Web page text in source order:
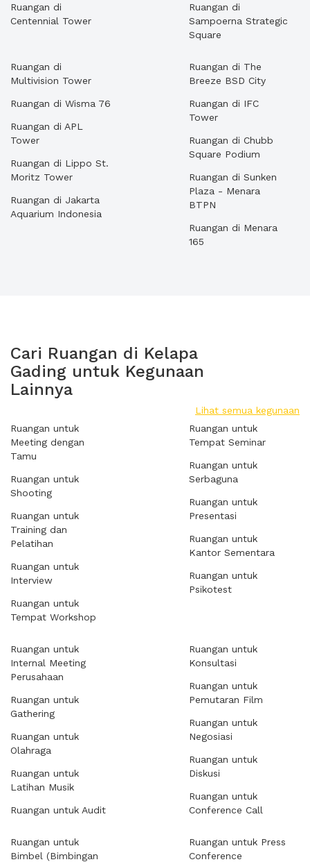
Ruangan di
Centennial Tower
Ruangan di
Sampoerna Strategic
Square
Ruangan di
Multivision Tower
Ruangan di Wisma 76
Ruangan di APL
Tower
Ruangan di Lippo St.
Moritz Tower
Ruangan di Jakarta
Aquarium Indonesia
Ruangan di The
Breeze BSD City
Ruangan di IFC
Tower
Ruangan di Chubb
Square Podium
Ruangan di Sunken
Plaza - Menara
BTPN
Ruangan di Menara
165
Cari Ruangan di Kelapa
Gading untuk Kegunaan
Lainnya
Lihat semua kegunaan
Ruangan untuk
Meeting dengan
Tamu
Ruangan untuk
Shooting
Ruangan untuk
Training dan
Pelatihan
Ruangan untuk
Interview
Ruangan untuk
Tempat Workshop
Ruangan untuk
Tempat Seminar
Ruangan untuk
Serbaguna
Ruangan untuk
Presentasi
Ruangan untuk
Kantor Sementara
Ruangan untuk
Psikotest
Ruangan untuk
Internal Meeting
Perusahaan
Ruangan untuk
Gathering
Ruangan untuk
Olahraga
Ruangan untuk
Latihan Musik
Ruangan untuk Audit
Ruangan untuk
Konsultasi
Ruangan untuk
Pemutaran Film
Ruangan untuk
Negosiasi
Ruangan untuk
Diskusi
Ruangan untuk
Conference Call
Ruangan untuk
Bimbel (Bimbingan
Ruangan untuk Press
Conference